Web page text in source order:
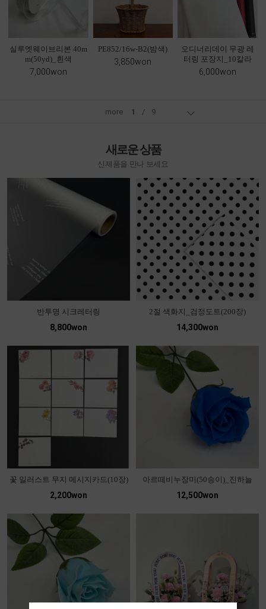
실루엣웨이브리본 40m
m(50yd)_흰색
7,000won
PE852/16w-B2(밤색)
3,850won
오디너리데이 무광 레
터링 포장지_10칼라
6,000won
more 1 / 9
새로운 상품
신제품을 만나 보세요
반투명 시크레터링
8,800won
2절 색화지_검정도트(200장)
14,300won
꽃 일러스트 무지 메시지카드(10장)
2,200won
아르떼비누장미(50송이)_진하늘
12,500won